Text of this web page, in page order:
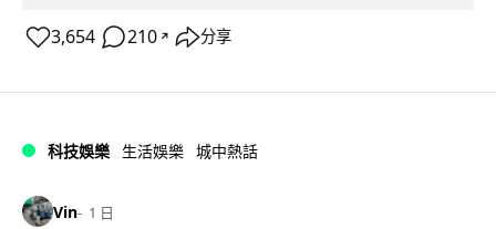
3,654 210 ↗ 分享
科技娛樂 生活娛樂 城中熱話
Vin 1 日